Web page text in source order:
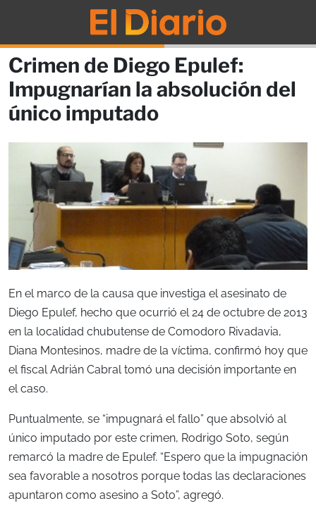
Crimen de Diego Epulef:
Impugnarían la absolución del
único imputado
En el marco de la causa que investiga el asesinato de
Diego Epulef, hecho que ocurrió el 24 de octubre de 2013
en la localidad chubutense de Comodoro Rivadavia,
Diana Montesinos, madre de la víctima, confirmó hoy que
el fiscal Adrián Cabral tomó una decisión importante en
el caso.
Puntualmente, se “impugnará el fallo” que absolvió al
único imputado por este crimen, Rodrigo Soto, según
remarcó la madre de Epulef. “Espero que la impugnación
sea favorable a nosotros porque todas las declaraciones
apuntaron como asesino a Soto”, agregó.